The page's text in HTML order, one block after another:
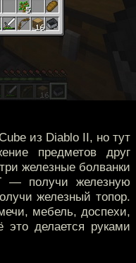
из Diablo II, но тут
предметов друг
железные болванки
— получи железную
железный топор.
мебель, доспехи,
делается руками